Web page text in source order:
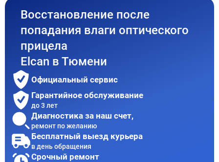
Восстановление после
попадания влаги оптического
прицела
Elcan в Тюмени
Официальный сервис
Гарантийное обслуживание
до 3 лет
Диагностика за наш счет,
ремонт по желанию
Бесплатный выезд курьера
в день обращения
Срочный ремонт